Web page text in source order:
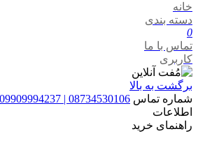
خانه
دسته بندی
0
تماس با ما
کاربری
برگشت به بالا
شماره تماس 08734530106 | 09909994237
اطلاعات
راهنمای خرید